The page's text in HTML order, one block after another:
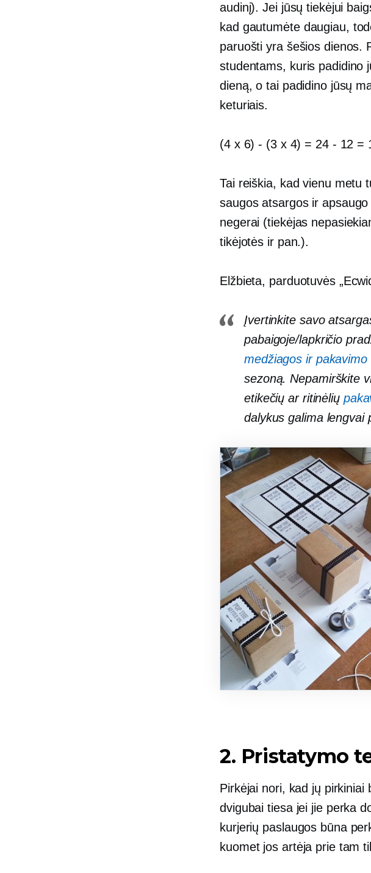
audinį). Jei jūsų tiekėjui
kad gautumėte daugiau,
paruošti yra šešios dienos.
studentams, kuris padidino
dieną, o tai padidino jūsų
keturiais.
(4 x 6)- (3 x 4) = 24 - 12 =
Tai reiškia, kad vienu metu
saugos atsargos ir
negerai (tiekėjas
tikėjotės ir pan.).
Elžbieta, parduotuvės
Įvertinkite savo
pabaigoje/lapkričio
medžiagos ir
sezoną. Nepamirškite
etikečių ar ritinėlių
dalykus galima lengvai
2. Pristatymo
Pirkėjai nori, kad jų
dvigubai tiesajei jie perka
kurjerių paslaugos būna
kuomet jos artėja prie tam